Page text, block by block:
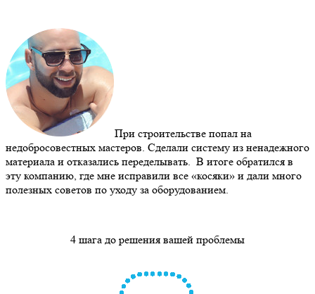
При строительстве попал на
недобросовестных мастеров. Сделали систему из ненадежного
материала и отказались переделывать. В итоге обратился в
эту компанию, где мне исправили все «косяки» и дали много
полезных советов по уходу за оборудованием.
4 шага до решения вашей проблемы